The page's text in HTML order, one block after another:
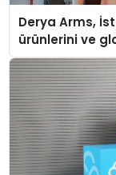
Derya Arms,
ürünlerini ve